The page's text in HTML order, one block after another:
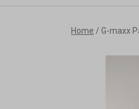
Home G-maxx